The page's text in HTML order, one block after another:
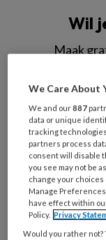
Wil
Maak
Al een
Wat
is
je
e-
mailadres?
*
Kies
je
We Care About
We and our887
data or unique
tracking
partners process
consent will disable
you see may not be
change your
Manage
have effect within
Policy. Privacy
Would you rather